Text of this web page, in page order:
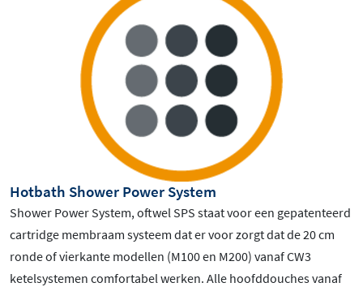
Hotbath Shower Power System
Shower Power System, oftwel SPS staat voor een gepatenteerd
cartridge membraam systeem dat er voor zorgt dat de 20 cm
ronde of vierkante modellen (M100 en M200) vanaf CW3
ketelsystemen comfortabel werken. Alle hoofddouches vanaf